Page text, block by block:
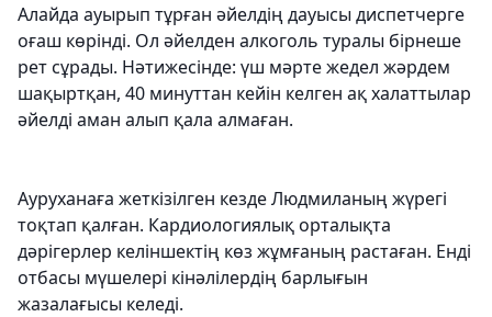
Алайда ауырып тұрған әйелдің дауысы диспетчерге
оғаш көрінді. Ол әйелден алкоголь туралы бірнеше
рет сұрады. Нәтижесінде: үш мәрте жедел жәрдем
шақыртқан, 40 минуттан кейін келген ақ халаттылар
әйелді аман алып қала алмаған.
Ауруханаға жеткізілген кезде Людмиланың жүрегі
тоқтап қалған. Кардиологиялық орталықта
дәрігерлер келіншектің көз жұмғаның растаған. Енді
отбасы мүшелері кінәлілердің барлығын
жазалағысы келеді.